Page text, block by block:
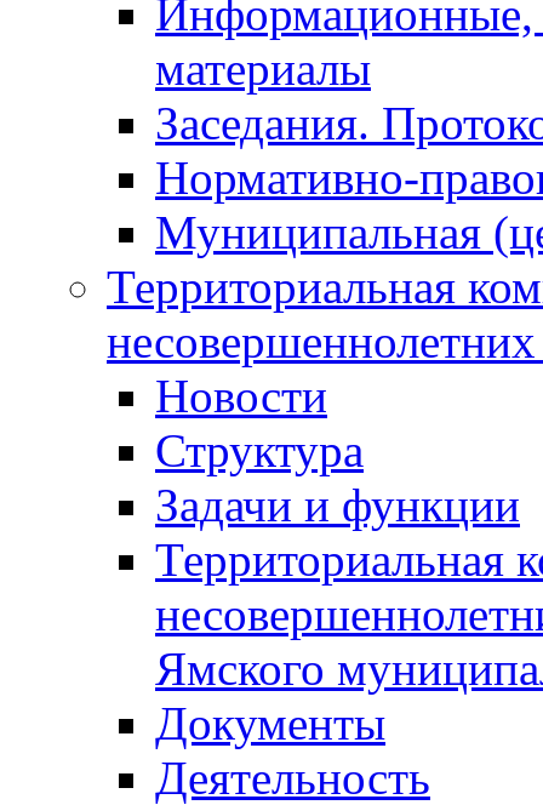
Информационные,
материалы
Заседания.
Нормативно-
Муниципальная
Территориальная
Новости
Структура
Задачи и функции
Территориальная
Ямского
Документы
Деятельность